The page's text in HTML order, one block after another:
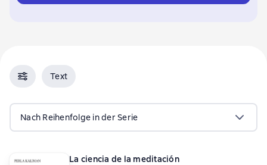
Text
Nach Reihenfolge in der Serie
La ciencia de la meditación